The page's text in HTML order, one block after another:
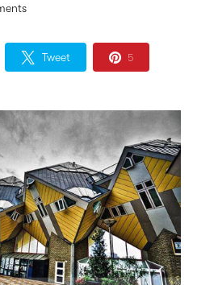
Tweet 5